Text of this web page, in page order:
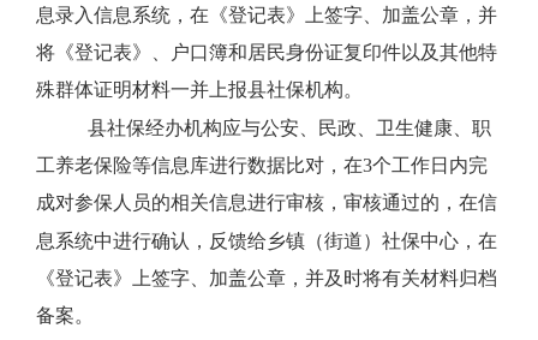
息录入信息系统，在《登记表》上签字、加盖公章，并
将《登记表》、户口簿和居民身份证复印件以及其他特
殊群体证明材料一并上报县社保机构。
县社保经办机构应与公安、民政、卫生健康、职
工养老保险等信息库进行数据比对，在3个工作日内完
成对参保人员的相关信息进行审核，审核通过的，在信
息系统中进行确认，反馈给乡镇（街道）社保中心，在
《登记表》上签字、加盖公章，并及时将有关材料归档
备案。